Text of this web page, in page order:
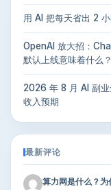
用 AI 把每天省出 2
OpenAI 放大招：
默认上线意味着什么？
2026 年 8 月 AI 副业
收入预期
最新评论
算力网是什么？